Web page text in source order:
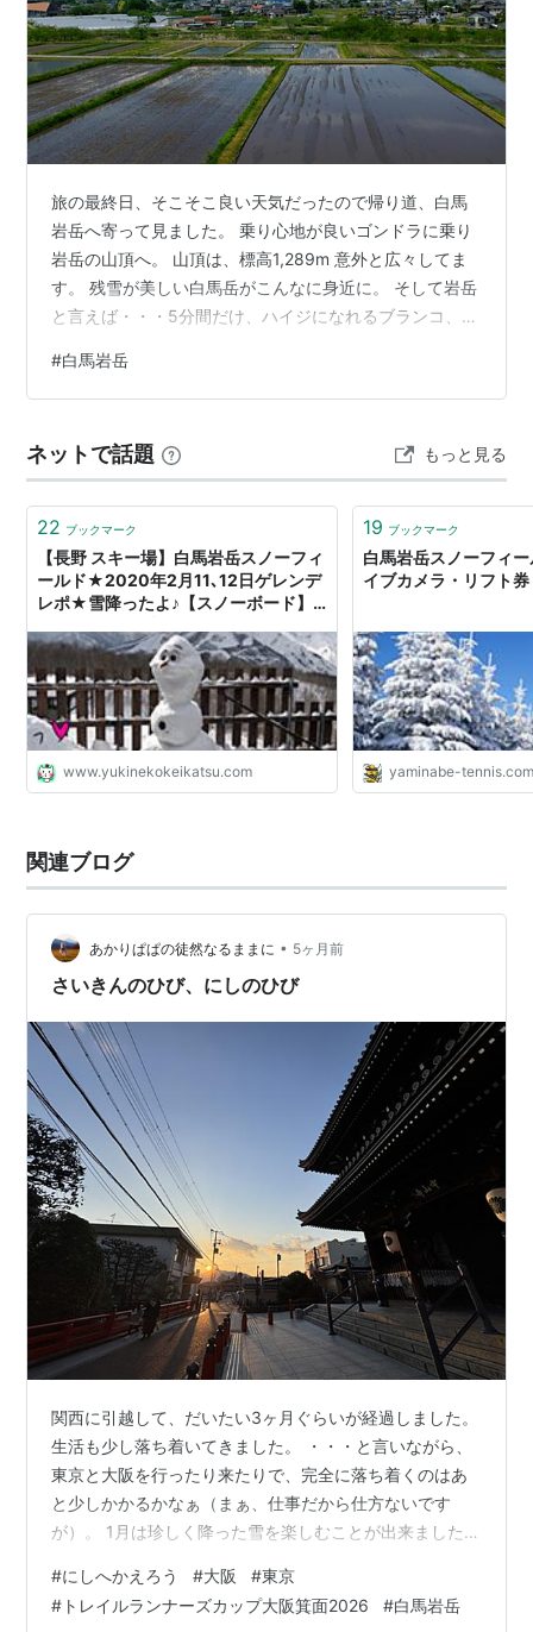
旅の最終日、そこそこ良い天気だったので帰り道、白馬
岩岳へ寄って見ました。 乗り心地が良いゴンドラに乗り
岩岳の山頂へ。 山頂は、標高1,289m 意外と広々してま
す。 残雪が美しい白馬岳がこんなに身近に。 そして岩岳
と言えば・・・5分間だけ、ハイジになれるブランコ、ヤ
ました。ブランコには、安全ベルト、ブランコの先に
は、保護ネットもありで安心できました（笑） 順番待ち
だけにしました。 このブランコの右側にある建物
が・・・ 絶景テラス「HAKUBA MOUNTAIN HARBOR」
一度は、来て見た…
#白馬岩岳
ネットで話題 もっと見る
22 ブックマーク
【長野 スキー場】白馬岩岳スノーフィ
ールド★2020年2月11､12日ゲレンデ
レポ★雪降ったよ♪【スノーボード】 -
www.yukinekokeikatsu.com
19 ブックマーク
白馬岩岳スノーフィ
イブカメラ・リフト券
yaminabe-
関連ブログ
あかりぱぱの徒然なるままに • 5ヶ月前
さいきんのひび、にしのひび
関西に引越して、だいたい3ヶ月ぐらいが経過しました。
生活も少し落ち着いてきました。 ・・・と言いながら、
東京と大阪を行ったり来たりで、完全に落ち着くのはあ
と少しかかるかなぁ（まぁ、仕事だから仕方ないです
が）。 1月は珍しく降った雪を楽しむことが出来ました。
ぁ。 そして再び東京へ。 今の会社の先輩、Eddieさんは
前の会社からずっと一緒、Sydneyでも一緒に働いて遊ん
#にしへかえろう #大阪 #東京
# トレイルランナーズカップ大阪箕面2026 #白馬岩岳